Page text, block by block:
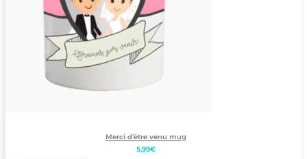
Merci d’être venu mug
5,99€